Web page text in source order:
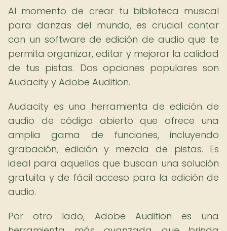
Al momento de crear tu biblioteca musical
para danzas del mundo, es crucial contar
con un software de edición de audio que te
permita organizar, editar y mejorar la calidad
de tus pistas. Dos opciones populares son
Audacity y Adobe Audition.
Audacity es una herramienta de edición de
audio de código abierto que ofrece una
amplia gama de funciones, incluyendo
grabación, edición y mezcla de pistas. Es
ideal para aquellos que buscan una solución
gratuita y de fácil acceso para la edición de
audio.
Por otro lado, Adobe Audition es una